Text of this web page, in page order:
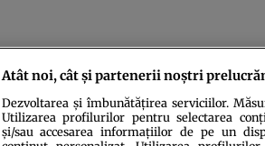
Atât noi, cât și partenerii noștri
Dezvoltarea și îmbunătățirea serviciilor.
Utilizarea profilurilor pentru selectarea
și/sau accesarea informațiilor de pe un